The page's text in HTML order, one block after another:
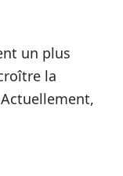
un plus
la